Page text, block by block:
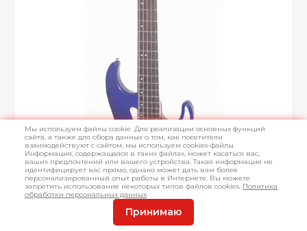
Мы используем файлы cookie. Для реализации основных функций
сайта, а также для сбора данных о том, как посетители
взаимодействуют с сайтом, мы используем cookies-файлы.
Информация, содержащаяся в таких файлах, может касаться вас,
ваших предпочтений или вашего устройства. Такая информация не
идентифицирует вас прямо, однако может дать вам более
персонализированный опыт работы в Интернете. Вы можете
запретить использование некоторых типов файлов cookies. Политика
обработки персональных данных
Принимаю